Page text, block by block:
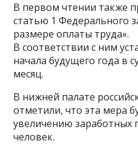
В первом чтении также
статью 1 Федерального
размере оплаты труда».
В соответствии с ним
начала будущего года в
месяц.
В нижней палате
отметили, что эта мера
увеличению заработных
человек.